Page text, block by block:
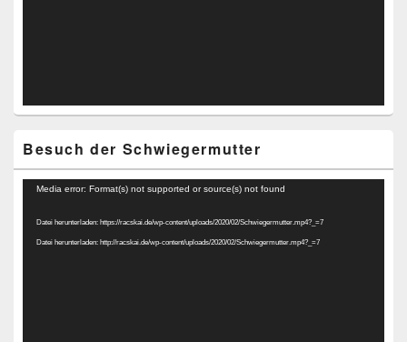
Besuch der Schwiegermutter
Video-
Media error: Format(s) not supported or source(s) not found
Datei herunterladen: https://racskai.de/wp-content/uploads/2020/02/Schwiegermutter.mp4?_=7
Datei herunterladen: http://racskai.de/wp-content/uploads/2020/02/Schwiegermutter.mp4?_=7